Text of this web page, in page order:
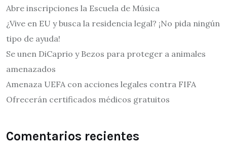
Abre inscripciones la Escuela de Música
¿Vive en EU y busca la residencia legal? ¡No pida ningún
tipo de ayuda!
Se unen DiCaprio y Bezos para proteger a animales
amenazados
Amenaza UEFA con acciones legales contra FIFA
Ofrecerán certificados médicos gratuitos
Comentarios recientes